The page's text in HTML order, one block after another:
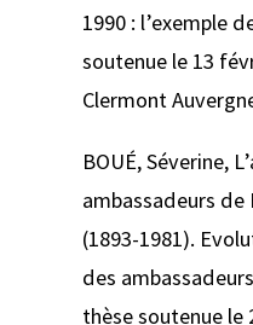
1990 : l’exemple
soutenue le 13
Clermont
BOUÉ, Séverine,
ambassadeurs de
(1893-1981).
des
thèse soutenue le